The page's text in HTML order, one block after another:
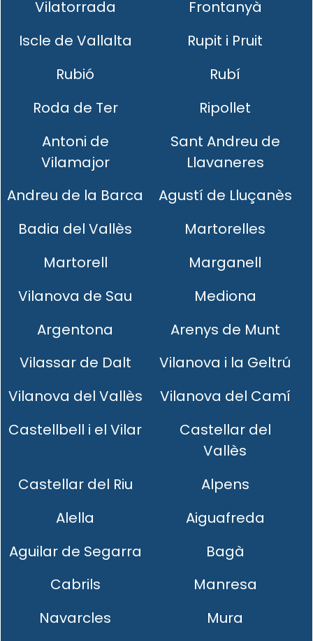
Vilatorrada
Frontanyà
Iscle de Vallalta
Rupit i Pruit
Rubió
Rubí
Roda de Ter
Ripollet
Antoni de
Vilamajor
Sant Andreu de
Llavaneres
Andreu de la Barca
Agustí de Lluçanès
Badia del Vallès
Martorelles
Martorell
Marganell
Vilanova de Sau
Mediona
Argentona
Arenys de Munt
Vilassar de Dalt
Vilanova i la Geltrú
Vilanova del Vallès
Vilanova del Camí
Castellbell i el Vilar
Castellar del
Vallès
Castellar del Riu
Alpens
Alella
Aiguafreda
Aguilar de Segarra
Bagà
Cabrils
Manresa
Navarcles
Mura